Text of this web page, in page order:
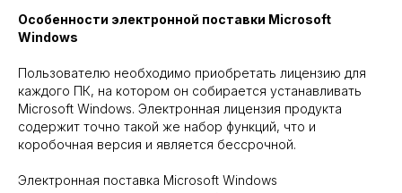
Особенности электронной поставки Microsoft
Windows
Пользователю необходимо приобретать лицензию для
каждого ПК, на котором он собирается устанавливать
Microsoft Windows. Электронная лицензия продукта
содержит точно такой же набор функций, что и
коробочная версия и является бессрочной.
Электронная поставка Microsoft Windows